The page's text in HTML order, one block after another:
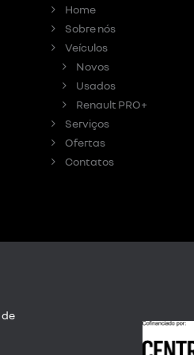
Home
Sobre nós
Veículos
Novos
Usados
Renault PRO+
Serviços
Ofertas
Contatos